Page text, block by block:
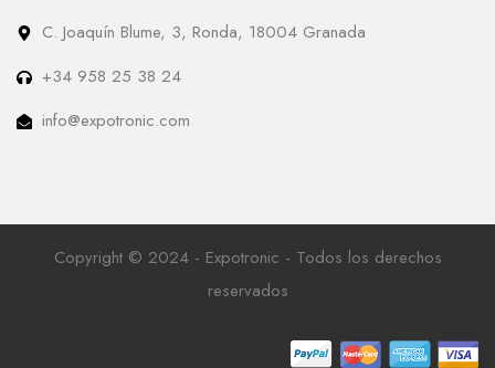
C. Joaquín Blume, 3, Ronda, 18004 Granada
+34 958 25 38 24
info@expotronic.com
Copyright © 2024 - Expotronic - Todos los derechos
reservados